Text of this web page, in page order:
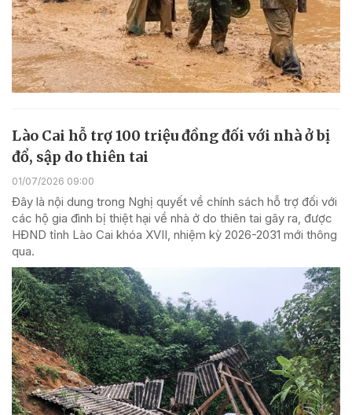
Lào Cai hỗ trợ 100 triệu đồng đối với nhà ở bị
đổ, sập do thiên tai
01/07/2026 09:00
Đây là nội dung trong Nghị quyết về chính sách hỗ trợ đối với
các hộ gia đình bị thiệt hại về nhà ở do thiên tai gây ra, được
HĐND tỉnh Lào Cai khóa XVII, nhiệm kỳ 2026-2031 mới thông
qua.